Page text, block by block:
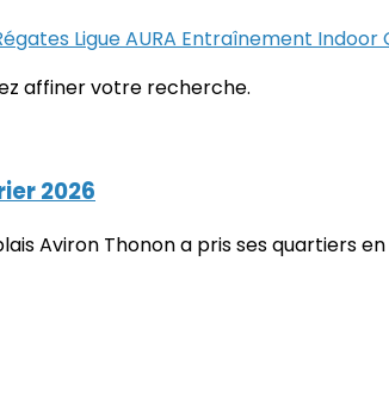
Ligue AURA Entraînement Indoor
affiner votre recherche.
2026
Aviron Thonon a pris ses quartiers